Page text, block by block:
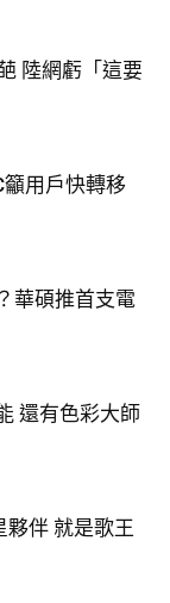
陸網虧「這要
籲用戶快轉移
華碩推首支電
還有色彩大師
夥伴 就是歌王